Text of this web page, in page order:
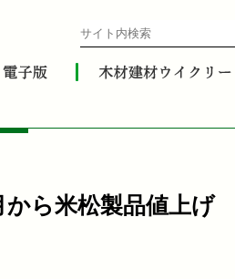
ら米松製品値上げ